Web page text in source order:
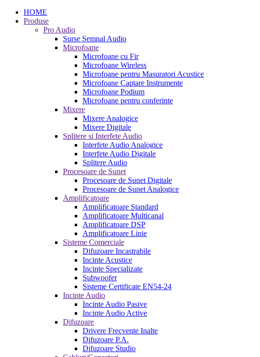
HOME
Produse
Pro Audio
Surse Semnal Audio
Microfoane
Microfoane cu Fir
Microfoane Wireless
Microfoane pentru Masuratori Acustice
Microfoane Captare Instrumente
Microfoane Podium
Microfoane pentru conferinte
Mixere
Mixere Analogice
Mixere Digitale
Splitere si Interfete Audio
Interfete Audio Analogice
Interfete Audio Digitale
Splitere Audio
Procesoare de Sunet
Procesoare de Sunet Digitale
Procesoare de Sunet Analogice
Amplificatoare
Amplificatoare Standard
Amplificatoare Multicanal
Amplificatoare DSP
Amplificatoare Linie
Sisteme Comerciale
Difuzoare Incastrabile
Incinte Acustice
Incinte Specializate
Subwoofer
Sisteme Certificate EN54-24
Incinte Audio
Incinte Audio Pasive
Incinte Audio Active
Difuzoare
Drivere Frecvente Inalte
Difuzoare P.A.
Difuzoare Studio